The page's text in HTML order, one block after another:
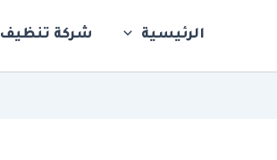
الرئيسية شركة تنظيف